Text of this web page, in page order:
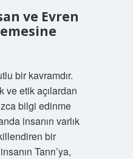
ve Evren
bir kavramdır.
ve etik açılardan
bilgi edinme
insanın varlık
bir
Tanrı’ya,